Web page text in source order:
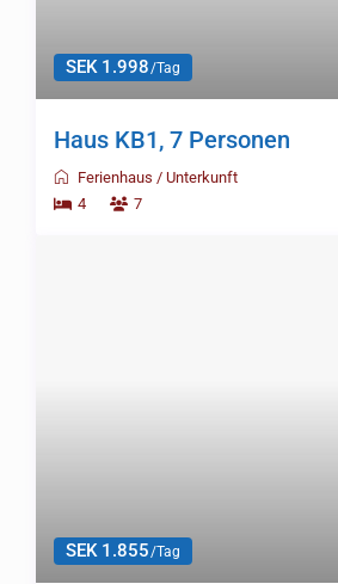
SEK 1.998/Tag
Haus KB1, 7 Personen
Ferienhaus /Unterkunft
4
7
SEK 1.855/Tag